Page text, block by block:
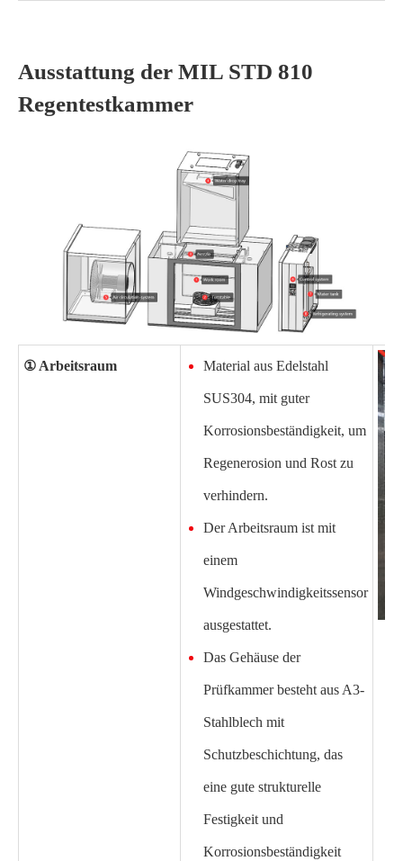
Ausstattung der MIL STD 810
Regentestkammer
① Arbeitsraum Material aus Edelstahl
SUS304, mit guter
Korrosionsbeständigkeit, um
Regenerosion und Rost zu
verhindern.
Der Arbeitsraum ist mit
einem
Windgeschwindigkeitssensor
ausgestattet.
Das Gehäuse der
Prüfkammer besteht aus A3-
Stahlblech mit
Schutzbeschichtung, das
eine gute strukturelle
Festigkeit und
Korrosionsbeständigkeit